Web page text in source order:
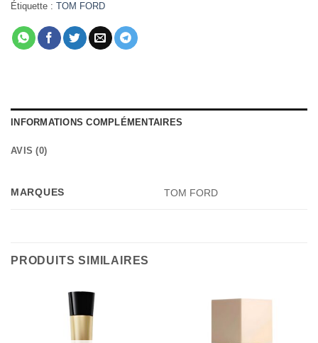
Étiquette : TOM FORD
INFORMATIONS COMPLÉMENTAIRES
AVIS (0)
MARQUES TOM FORD
PRODUITS SIMILAIRES